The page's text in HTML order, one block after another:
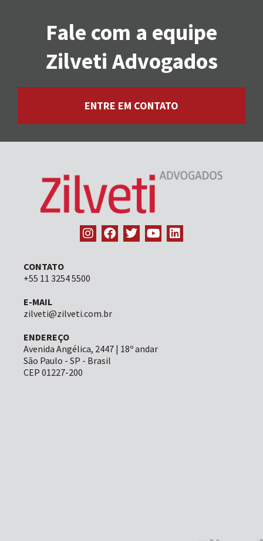
Fale com a equipe
Zilveti Advogados
ENTRE EM CONTATO
CONTATO
+55 11 3254 5500
E-MAIL
zilveti@zilveti.com.br
ENDEREÇO
Avenida Angélica, 2447 | 18º andar
São Paulo - SP - Brasil
CEP 01227-200